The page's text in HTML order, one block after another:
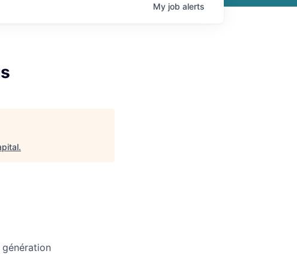
My job alerts
.
génération